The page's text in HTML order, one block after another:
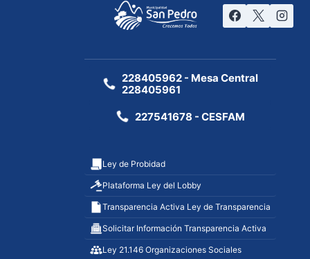
228405962 - Mesa Central
228405961
227541678 - CESFAM
Ley de Probidad
Plataforma Ley del Lobby
Transparencia Activa Ley de Transparencia
Solicitar Información Transparencia Activa
Ley 21.146 Organizaciones Sociales